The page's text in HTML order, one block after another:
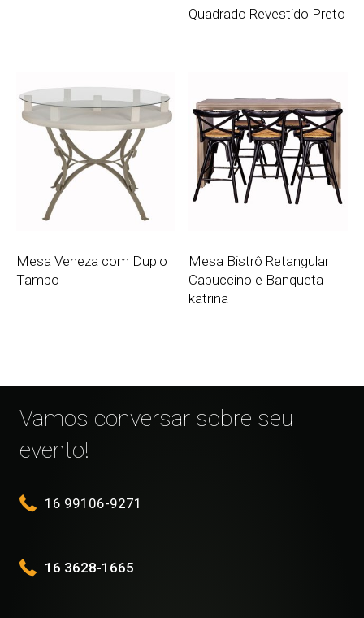
Quadrado Revestido Preto
Mesa Veneza com Duplo
Tampo
Mesa Bistrô Retangular
Capuccino e Banqueta
katrina
Vamos conversar sobre seu
evento!
16 99106-9271
16 3628-1665